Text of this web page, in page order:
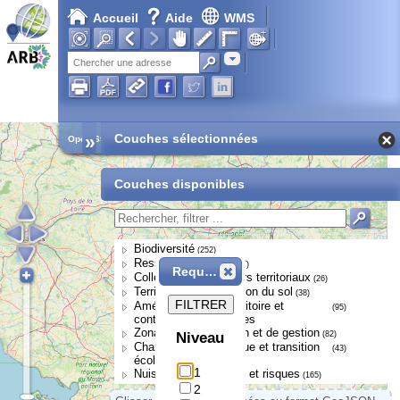
Accueil Aide WMS
Adresse
Open Street Map
» Couches sélectionnées
Couches disponibles
Biodiversité (252)
Ressource en eau (107)
Collectivités et acteurs territoriaux (26)
Territoires et occupation du sol (38)
Aménagement du territoire et
continuités écologiques
(95)
Zonages de protection et de gestion (82)
Changement climatique et transition
écologique
(43)
Nuisances, pressions et risques (165)
Requête
Niveau
1
2
FILTRER